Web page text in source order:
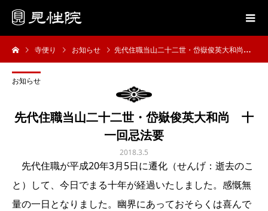
寺便り お知らせ 先代住職当山二十二世・岱嶽俊英大和尚 十一回忌法要
お知らせ
先代住職当山二十二世・岱嶽俊英大和尚 十
一回忌法要
2018.3.5
先代住職が平成20年3月5日に遷化（せんげ：逝去のこ
と）して、今日でまる十年が経過いたしました。感慨無
量の一日となりました。幽界にあっておそらくは喜んで